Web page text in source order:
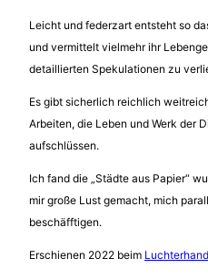
Leicht und federzart entsteht so
und vermittelt vielmehr ihr
detaillierten Spekulationen zu
Es gibt sicherlich reichlich
Arbeiten, die Leben und Werk der
aufschlüssen.
Ich fand die „Städte aus Papier“
mir große Lust gemacht, mich
beschäfftigen.
Erschienen 2022 beim